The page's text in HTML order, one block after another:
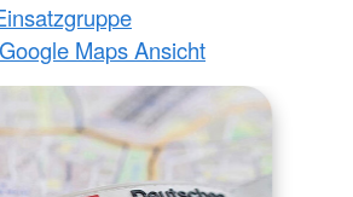
Maps Ansicht